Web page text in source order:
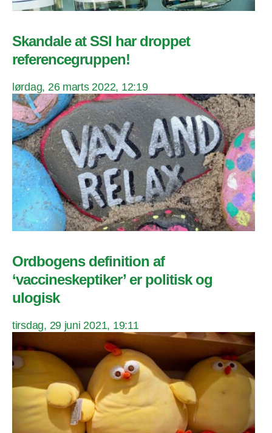
Skandale at SSI har droppet
referencegruppen!
lørdag, 26 marts 2022, 12:19
Ordbogens definition af
‘vaccineskeptiker’ er politisk og
ulogisk
tirsdag, 29 juni 2021, 19:11